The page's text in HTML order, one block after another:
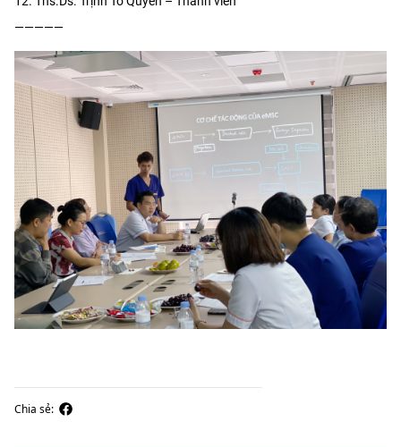
—————
Chia sẻ: